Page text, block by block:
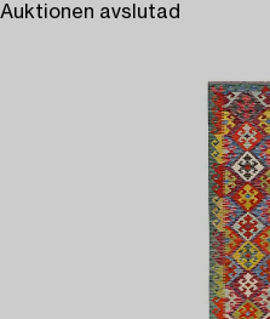
Auktionen avslutad